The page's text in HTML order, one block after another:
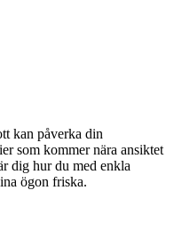
kan påverka din
som kommer nära ansiktet
dig hur du med enkla
ögon friska.